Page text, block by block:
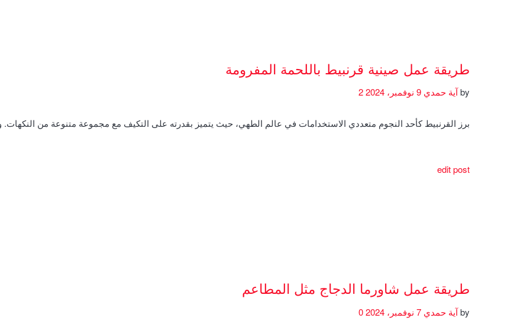
طريقة عمل صينية قرنبيط باللحمة المفرومة
byآية حمدي
برز القرنبيط كأحد النجوم متعددي الاستخدامات في عالم الطهي، حيث يتميز بقدرته على التكيف مع مجموعة متنوعة من
edit post
طريقة عمل شاورما الدجاج مثل المطاعم
byآية حمدي